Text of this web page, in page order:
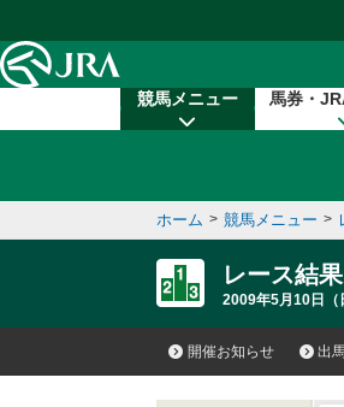
競馬メニュー 馬券・
ホーム > 競馬メニュー >
レース結果
2009年5月10日（
開催お知らせ 出